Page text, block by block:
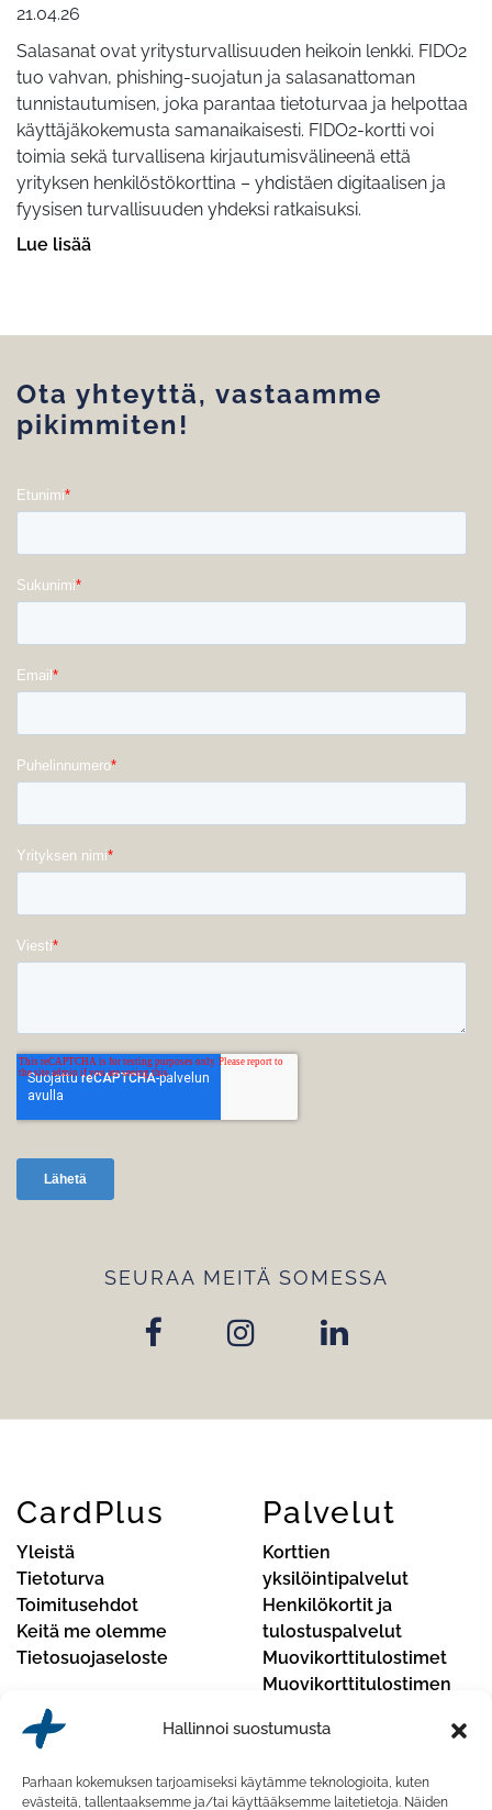
Hallinnoi suostumusta
Parhaan kokemuksen tarjoamiseksi käytämme teknologioita, kuten
evästeitä, tallentaaksemme ja/tai käyttääksemme laitetietoja. Näiden
21.04.26
Salasanat ovat yritysturvallisuuden heikoin lenkki. FIDO2
tuo vahvan, phishing-suojatun ja salasanattoman
tunnistautumisen, joka parantaa tietoturvaa ja helpottaa
käyttäjäkokemusta samanaikaisesti. FIDO2-kortti voi
toimia sekä turvallisena kirjautumisvälineenä että
yrityksen henkilöstökorttina – yhdistäen digitaalisen ja
fyysisen turvallisuuden yhdeksi ratkaisuksi.
Lue lisää
Ota yhteyttä, vastaamme
pikimmiten!
SEURAA MEITÄ SOMESSA
CardPlus
Yleistä
Tietoturva
Toimitusehdot
Keitä me olemme
Tietosuojaseloste
Palvelut
Korttien
yksilöintipalvelut
Henkilökortit ja
tulostuspalvelut
Muovikorttitulostimet
Muovikorttitulostimen
Yhteystiedot
CardPlus Oy